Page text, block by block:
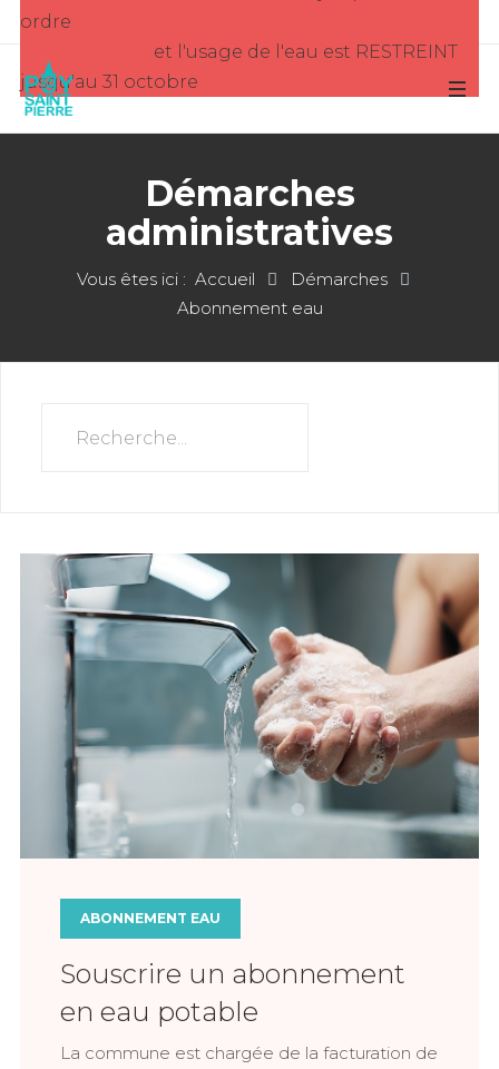
ordre
et l'usage de l'eau est RESTREINT
jusqu'au 31 octobre
Démarches
administratives
Vous êtes ici : Accueil
Démarches
Abonnement eau
ABONNEMENT EAU
Souscrire un abonnement
en eau potable
La commune est chargée de la facturation de